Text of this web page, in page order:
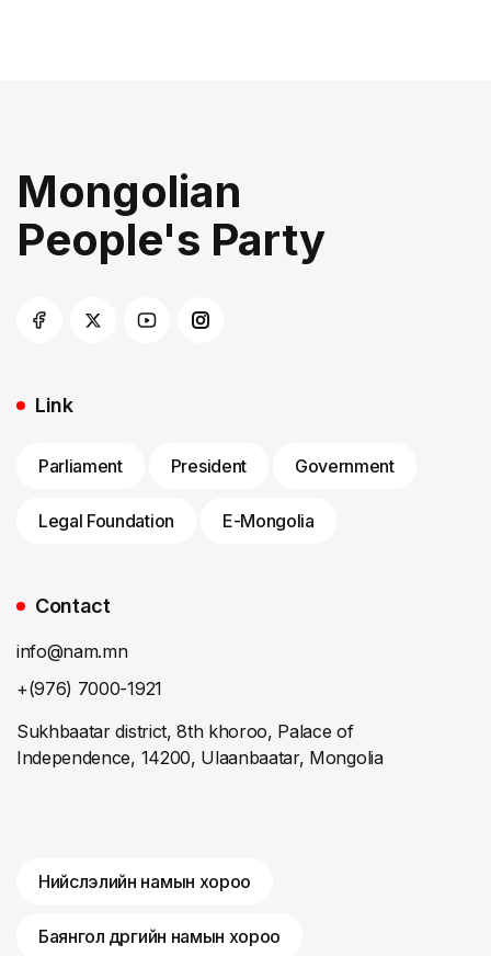
Mongolian
People's Party
Link
Parliament President Government
Legal Foundation E-Mongolia
Contact
info@nam.mn
+(976) 7000-1921
Sukhbaatar district, 8th khoroo, Palace of
Independence, 14200, Ulaanbaatar, Mongolia
Нийслэлийн намын хороо
Баянгол дүүргийн намын хороо